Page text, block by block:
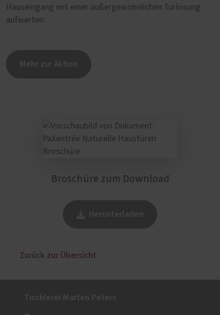
Hauseingang mit einer außergewöhnlichen Türlösung
aufwerten.
Mehr zur Aktion
Broschüre zum Download
Herunterladen
Zurück zur Übersicht
Tischlerei Marten Peters